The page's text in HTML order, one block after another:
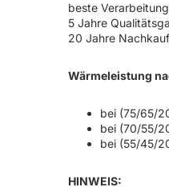
beste
5 Jahre
20 Jahre
Wärmeleistung
bei (75/65/
bei (70/55/
bei (55/45/
HINWEIS: